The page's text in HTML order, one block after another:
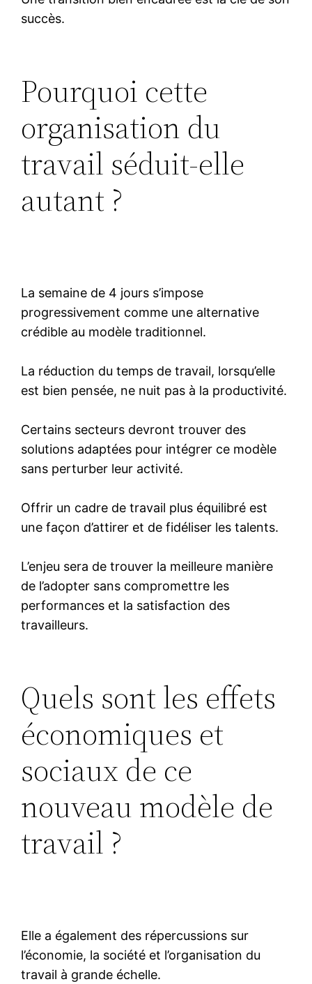
succès.
Pourquoi cette
organisation du
travail séduit-elle
autant ?
La semaine de 4 jours s’impose
progressivement comme une alternative
crédible au modèle traditionnel.
La réduction du temps de travail, lorsqu’elle
est bien pensée, ne nuit pas à la productivité.
Certains secteurs devront trouver des
solutions adaptées pour intégrer ce modèle
sans perturber leur activité.
Offrir un cadre de travail plus équilibré est
une façon d’attirer et de fidéliser les talents.
L’enjeu sera de trouver la meilleure manière
de l’adopter sans compromettre les
performances et la satisfaction des
travailleurs.
Quels sont les effets
économiques et
sociaux de ce
nouveau modèle de
travail ?
Elle a également des répercussions sur
l’économie, la société et l’organisation du
travail à grande échelle.